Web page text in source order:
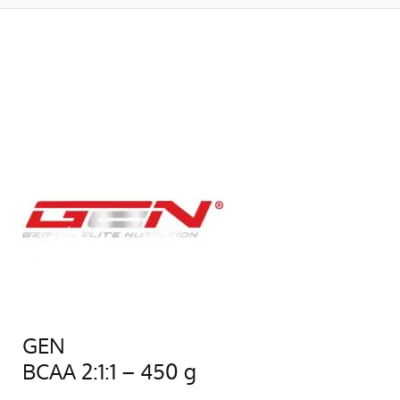
GEN
BCAA 2:1:1 – 450 g